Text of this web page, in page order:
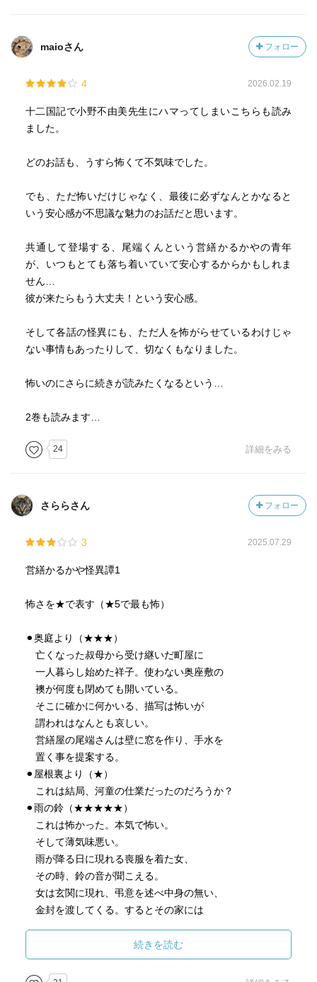
maioさん フォロー
4 2026.02.19
十二国記で小野不由美先生にハマってしまいこちらも読み
ました。
どのお話も、うすら怖くて不気味でした。
でも、ただ怖いだけじゃなく、最後に必ずなんとかなると
いう安心感が不思議な魅力のお話だと思います。
共通して登場する、尾端くんという営繕かるかやの青年
が、いつもとても落ち着いていて安心するからかもしれま
せん…
彼が来たらもう大丈夫！という安心感。
そして各話の怪異にも、ただ人を怖がらせているわけじゃ
ない事情もあったりして、切なくもなりました。
怖いのにさらに続きが読みたくなるという…
2巻も読みます…
24 詳細をみる
さららさん フォロー
3 2025.07.29
営繕かるかや怪異譚1
怖さを★で表す（★5で最も怖）
⚫︎奥庭より（★★★）
亡くなった叔母から受け継いだ町屋に
一人暮らし始めた祥子。使わない奥座敷の
襖が何度も閉めても開いている。
そこに確かに何かいる、描写は怖いが
謂われはなんとも哀しい。
営繕屋の尾端さんは壁に窓を作り、手水を
置く事を提案する。
⚫︎屋根裏より（★）
これは結局、河童の仕業だったのだろうか？
⚫︎雨の鈴（★★★★★）
これは怖かった。本気で怖い。
そして薄気味悪い。
雨が降る日に現れる喪服を着た女、
その時、鈴の音が聞こえる。
女は玄関に現れ、弔意を述べ中身の無い、
金封を渡してくる。するとその家には
じっとりとした空気まで読みながら感じ
られて、本当に気味が悪かった。雨の日に
外で鈴の音が聞こえたら思い出しそうで
続きを読む